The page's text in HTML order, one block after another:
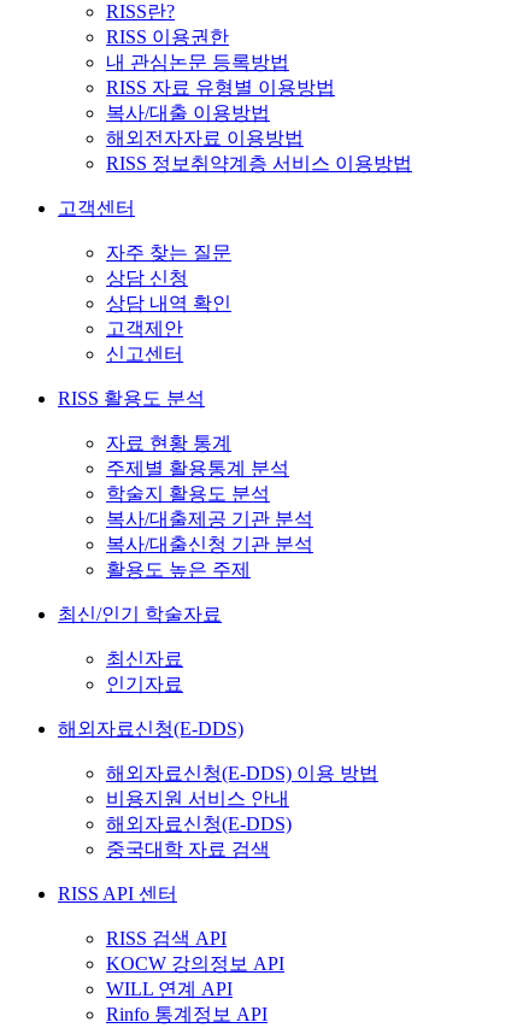
RISS란?
RISS 이용권한
내 관심논문 등록방법
RISS 자료 유형별 이용방법
복사/대출 이용방법
해외전자자료 이용방법
RISS 정보취약계층 서비스 이용방법
고객센터
자주 찾는 질문
상담 신청
상담 내역 확인
고객제안
신고센터
RISS 활용도 분석
자료 현황 통계
주제별 활용통계 분석
학술지 활용도 분석
복사/대출제공 기관 분석
복사/대출신청 기관 분석
활용도 높은 주제
최신/인기 학술자료
최신자료
인기자료
해외자료신청(E-DDS)
해외자료신청(E-DDS) 이용 방법
비용지원 서비스 안내
해외자료신청(E-DDS)
중국대학 자료 검색
RISS API 센터
RISS 검색 API
KOCW 강의정보 API
WILL 연계 API
Rinfo 통계정보 API